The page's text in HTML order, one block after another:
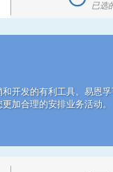
已选
和开发的有利工具。易恩
加合理的安排业务活动。